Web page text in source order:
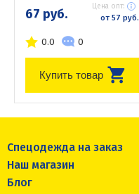
67 руб. Цена опт:
от 57 руб.
0.0 0
Купить товар
Спецодежда на заказ
Наш магазин
Блог